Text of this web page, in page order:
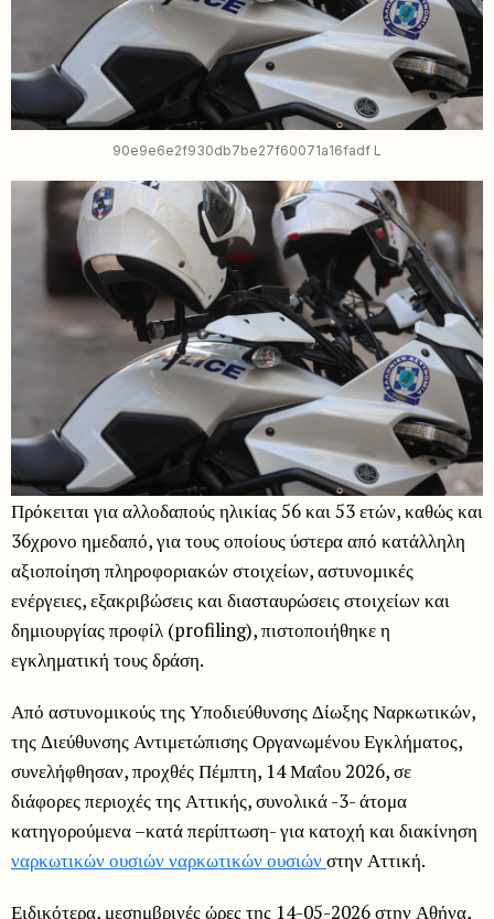
90e9e6e2f930db7be27f60071a16fadf L
Πρόκειται για αλλοδαπούς ηλικίας 56 και 53 ετών, καθώς και
36χρονο ημεδαπό, για τους οποίους ύστερα από κατάλληλη
αξιοποίηση πληροφοριακών στοιχείων, αστυνομικές
ενέργειες, εξακριβώσεις και διασταυρώσεις στοιχείων και
δημιουργίας προφίλ (profiling), πιστοποιήθηκε η
εγκληματική τους δράση.
Από αστυνομικούς της Υποδιεύθυνσης Δίωξης Ναρκωτικών,
της Διεύθυνσης Αντιμετώπισης Οργανωμένου Εγκλήματος,
συνελήφθησαν, προχθές Πέμπτη, 14 Μαΐου 2026, σε
διάφορες περιοχές της Αττικής, συνολικά -3- άτομα
κατηγορούμενα –κατά περίπτωση- για κατοχή και διακίνηση
ναρκωτικών ουσιών ναρκωτικών ουσιώνστην Αττική.
Ειδικότερα, μεσημβρινές ώρες της 14-05-2026 στην Αθήνα,